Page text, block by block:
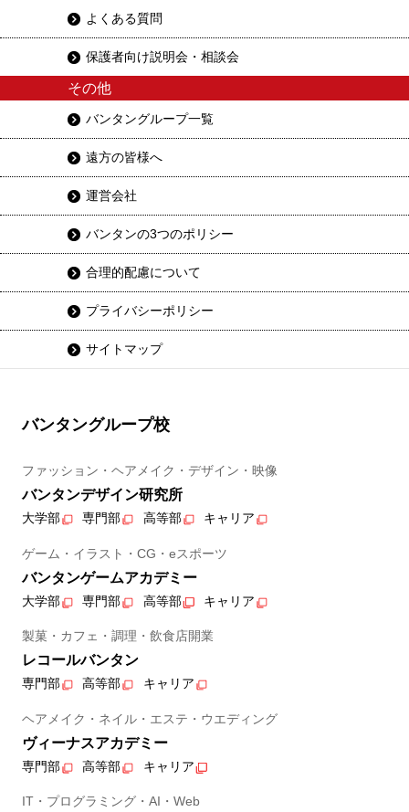
よくある質問
保護者向け説明会・相談会
その他
バンタングループ一覧
遠方の皆様へ
運営会社
バンタンの3つのポリシー
合理的配慮について
プライバシーポリシー
サイトマップ
バンタングループ校
ファッション・ヘアメイク・デザイン・映像
バンタンデザイン研究所
大学部 専門部 高等部 キャリア
ゲーム・イラスト・CG・eスポーツ
バンタンゲームアカデミー
大学部 専門部 高等部 キャリア
製菓・カフェ・調理・飲食店開業
レコールバンタン
専門部 高等部 キャリア
ヘアメイク・ネイル・エステ・ウエディング
ヴィーナスアカデミー
専門部 高等部 キャリア
IT・プログラミング・AI・Web